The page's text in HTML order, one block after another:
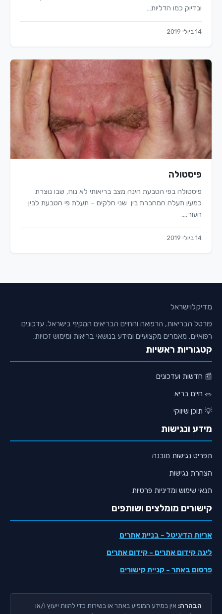
ובדיוק כמו הדליות…
14 ביולי 2019
פיסטולה
פיסטולה בפי הטבעת הינה מצב בריאותי לא נוח, שבו נוצרת
כמעין תעלה המחברת בין שני חלקים – תעלת פי הטבעת לבין
העור,…
14 ביולי 2019
מדיקלוישראל
פורטל הבריאות, הרפואה והחיים הבריאים המקיף בישראל. עדכונים
רפואיים, מאמרים מקצועיים ומידע בנושאי בריאות ומימוש זכויות.
קטגוריות ראשיות
📰 חדשות ועדכונים
🥗 חיים בריא
💡 תוכן שיווקי
מידע ונגישות
תפריט נגישות מובנה
הצהרת נגישות
תנאי שימוש ומדיניות פרטיות
קישורים מומלצים ושותפים
אריות הדיגיטל - בניית אתרים
ליגה קידום אתרים - קידום אתרים
פרסום באתר - קניית קישורים
הבהרה: אין במידע המופיע באתר או בשירות כדי להוות ייעוץ ו/או